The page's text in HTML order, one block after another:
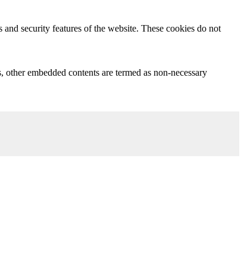
security features of the website. These cookies do not
embedded contents are termed as non-necessary